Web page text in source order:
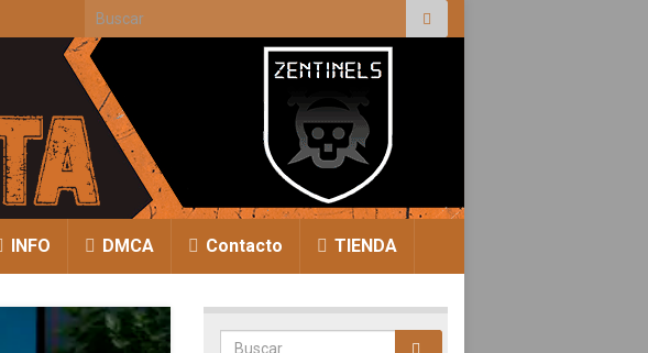
Search for:
INFO DMCA Contacto TIENDA
Search for: